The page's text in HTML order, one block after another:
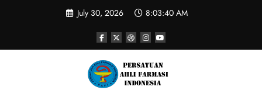
July 30, 2026 8:03:41 AM